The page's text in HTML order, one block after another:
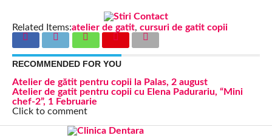
Related Items:atelier de gatit, cursuri de gatit copii
RECOMMENDED FOR YOU
Atelier de gătit pentru copii la Palas, 2 august
Atelier de gatit pentru copii cu Elena Padurariu, “Mini
chef-2”, 1 Februarie
Click to comment